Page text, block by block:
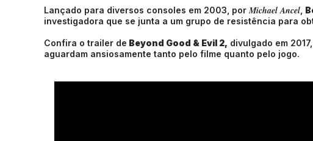
Lançado para diversos consoles em 2003, por Michael Ancel
investigadora que se junta a um grupo de resistência para
Confira o trailer de Beyond Good & Evil 2, divulgado em
aguardam ansiosamente tanto pelo filme quanto pelo jogo.